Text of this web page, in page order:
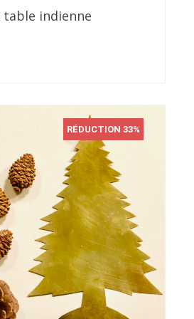
indienne
RÉDUCTION 33%